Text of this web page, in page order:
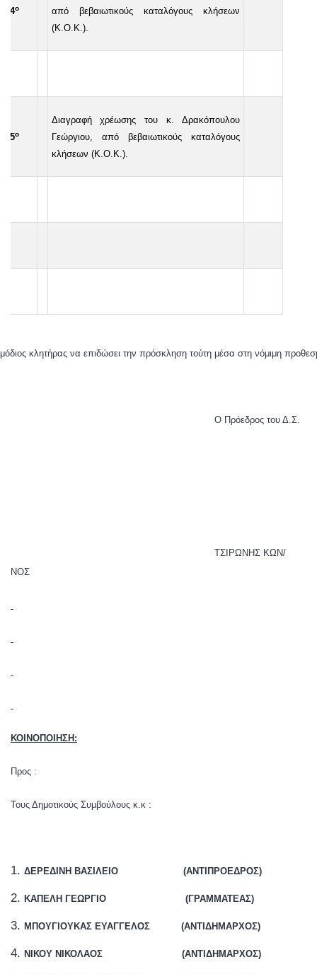
54ο
από βεβαιωτικούς καταλόγους κλήσεων
(Κ.Ο.Κ.).
55ο
Διαγραφή χρέωσης του κ. Δρακόπουλου
Γεώργιου, από βεβαιωτικούς καταλόγους
κλήσεων (Κ.Ο.Κ.).
κλητήρας να επιδώσει την πρόσκληση τούτη μέσα στη νόμιμη
Ο Πρόεδρος του Δ.Σ.
ΤΣΙΡΩΝΗΣ ΚΩΝ/
ΝΟΣ
ΚΟΙΝΟΠΟΙΗΣΗ:
Προς :
Τους Δημοτικούς Συμβούλους κ.κ :
ΔΕΡΕΔΙΝΗ ΒΑΣΙΛΕΙΟ (ΑΝΤΙΠΡΟΕΔΡΟΣ)
ΚΑΠΕΛΗ ΓΕΩΡΓΙΟ (ΓΡΑΜΜΑΤΕΑΣ)
ΜΠΟΥΓΙΟΥΚΑΣ ΕΥΑΓΓΕΛΟΣ (ΑΝΤΙΔΗΜΑΡΧΟΣ)
ΝΙΚΟΥ ΝΙΚΟΛΑΟΣ (ΑΝΤΙΔΗΜΑΡΧΟΣ)